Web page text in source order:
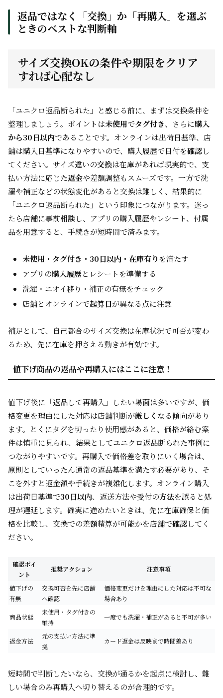
返品ではなく「交換」か「再購入」を選ぶ
ときのベストな判断軸
サイズ交換OKの条件や期限をクリア
すれば心配なし
「ユニクロ返品断られた」と感じる前に、まずは交換条件を
整理しましょう。ポイントは未使用でタグ付き、さらに購入
から30日以内であることです。オンラインは出荷日基準、店
舗は購入日基準になりやすいので、購入履歴で日付を確認し
てください。サイズ違いの交換は在庫があれば現実的で、支
払い方法に応じた返金や差額調整もスムーズです。一方で洗
濯や補正などの状態変化があると交換は難しく、結果的に
「ユニクロ返品断られた」という印象につながります。迷っ
たら店舗に事前相談し、アプリの購入履歴やレシート、付属
品を用意すると、手続きが短時間で済みます。
未使用・タグ付き・30日以内・在庫有りを満たす
アプリの購入履歴とレシートを準備する
洗濯・ニオイ移り・補正の有無をチェック
店舗とオンラインで起算日が異なる点に注意
補足として、自己都合のサイズ交換は在庫状況で可否が変わ
るため、先に在庫を押さえる動きが有効です。
値下げ商品の返品や再購入にはここに注意！
値下げ後に「返品して再購入」したい場面は多いですが、価
格変更を理由にした対応は店舗判断が厳しく なる傾向があり
ます。とくにタグを切ったり使用感があると、価格が絡む案
件は慎重に見られ、結果としてユニクロ返品断られた事例に
つながりやすいです。再購入で価格差を取りにいく場合は、
原則としていったん通常の返品基準を満たす必要があり、そ
こを外すと返金額や手続きが複雑化します。オンライン購入
は出荷日基準で30日以内、返送方法や受付の方法を誤ると処
理が遅延します。確実に進めたいときは、先に在庫確保と価
格を比較し、交換での差額精算が可能かを店舗で確認してく
ださい。
確認ポイ
ント
推奨アクション 注意事項
値下げの
有無
交換可否を先に店舗
へ確認
価格変更だけを理由にした対応は不可な
場合あり
商品状態
未使用・タグ付きの
維持
一度でも洗濯・補正があると不可が多い
返金方法
元の支払い方法に準
拠
カード返金は反映まで時間差あり
短時間で判断したいなら、交換が通るかを起点に検討し、難
しい場合のみ再購入へ切り替えるのが合理的です。